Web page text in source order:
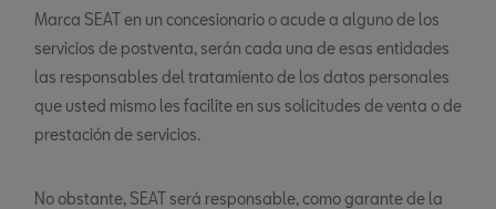
Marca SEAT en un concesionario o acude a alguno de los
servicios de postventa, serán cada una de esas entidades
las responsables del tratamiento de los datos personales
que usted mismo les facilite en sus solicitudes de venta o de
prestación de servicios.
No obstante, SEAT será responsable, como garante de la